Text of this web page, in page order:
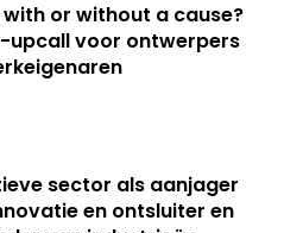
with or without a cause?
upcall voor ontwerpers
sector als aanjager
en ontsluiter en